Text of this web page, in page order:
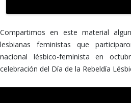
Compartimos en este material
lesbianas feministas que
nacional lésbico-feminista en
celebración del Día de la Rebeldía